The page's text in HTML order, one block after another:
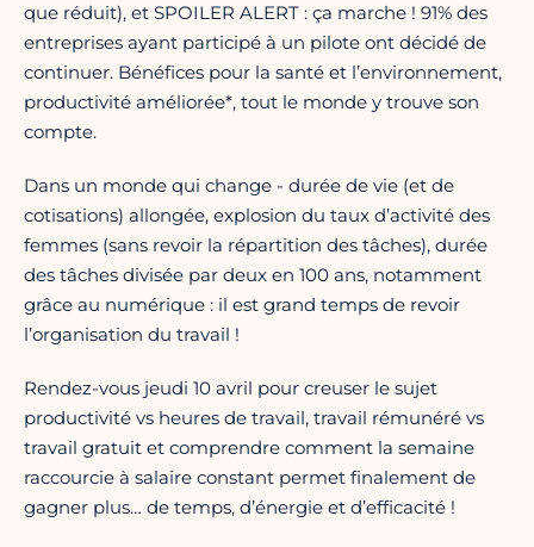
que réduit), et SPOILER ALERT : ça marche ! 91% des
entreprises ayant participé à un pilote ont décidé de
continuer. Bénéfices pour la santé et l’environnement,
productivité améliorée*, tout le monde y trouve son
compte.
Dans un monde qui change - durée de vie (et de
cotisations) allongée, explosion du taux d’activité des
femmes (sans revoir la répartition des tâches), durée
des tâches divisée par deux en 100 ans, notamment
grâce au numérique : il est grand temps de revoir
l’organisation du travail !
Rendez-vous jeudi 10 avril pour creuser le sujet
productivité vs heures de travail, travail rémunéré vs
travail gratuit et comprendre comment la semaine
raccourcie à salaire constant permet finalement de
gagner plus… de temps, d’énergie et d’efficacité !